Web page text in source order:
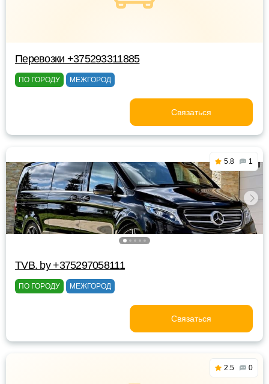
Перевозки +375293311885
ПО ГОРОДУ МЕЖГОРОД
Связаться
5.8 1
TVB. by +375297058111
ПО ГОРОДУ МЕЖГОРОД
Связаться
2.5 0